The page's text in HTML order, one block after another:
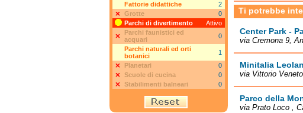
Ti potrebbe
Center Park -
via Cremona 9,
Minitalia
via Vittorio
Parco della
via Prato Loco ,
Fattorie didattiche
2
Grotte
0
Parchi di divertimento
Attivo
Parchi faunistici ed
acquari
0
Parchi naturali ed orti
botanici
1
Planetari
0
Scuole di cucina
0
Stabilimenti balneari
0